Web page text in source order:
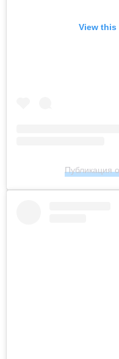
View this
Публикация